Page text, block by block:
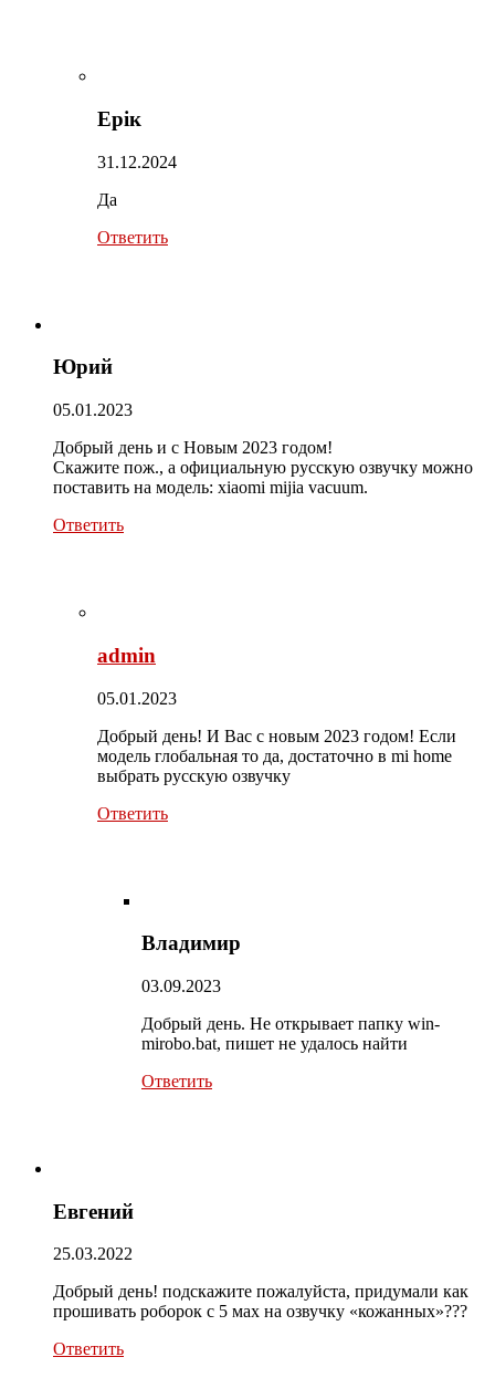
Ерік
31.12.2024
Да
Ответить
Юрий
05.01.2023
Добрый день и с Новым 2023 годом!
Скажите пож., а официальную русскую озвучку можно
поставить на модель: xiaomi mijia vacuum.
Ответить
admin
05.01.2023
Добрый день! И Вас с новым 2023 годом! Если
модель глобальная то да, достаточно в mi home
выбрать русскую озвучку
Ответить
Владимир
03.09.2023
Добрый день. Не открывает папку win-
mirobo.bat, пишет не удалось найти
Ответить
Евгений
25.03.2022
Добрый день! подскажите пожалуйста, придумали как
прошивать роборок с 5 мах на озвучку «кожанных»???
Ответить